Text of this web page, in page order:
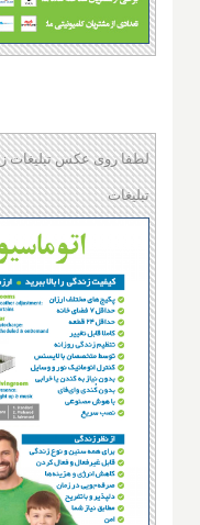
لطفا روی عکس تبلیغات
تبلیغات